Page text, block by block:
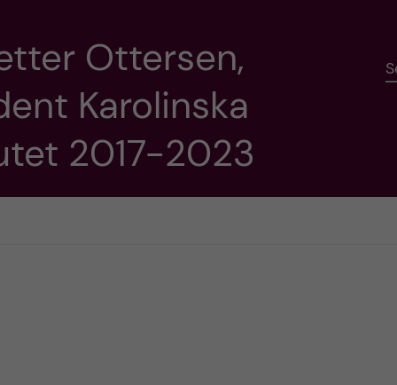
Ottersen,
Karolinska
2017-2023